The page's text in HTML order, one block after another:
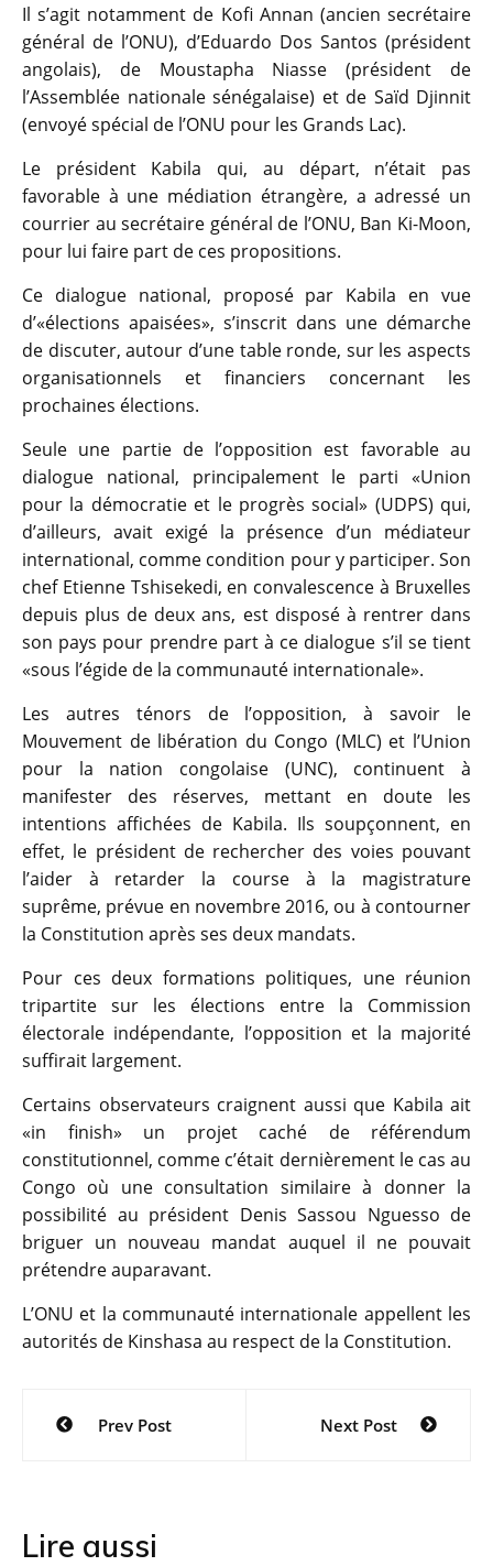
Il s’agit notamment de Kofi Annan (ancien secrétaire
général de l’ONU), d’Eduardo Dos Santos (président
angolais), de Moustapha Niasse (président de
l’Assemblée nationale sénégalaise) et de Saïd Djinnit
(envoyé spécial de l’ONU pour les Grands Lac).
Le président Kabila qui, au départ, n’était pas
favorable à une médiation étrangère, a adressé un
courrier au secrétaire général de l’ONU, Ban Ki-Moon,
pour lui faire part de ces propositions.
Ce dialogue national, proposé par Kabila en vue
d’«élections apaisées», s’inscrit dans une démarche
de discuter, autour d’une table ronde, sur les aspects
organisationnels et financiers concernant les
prochaines élections.
Seule une partie de l’opposition est favorable au
dialogue national, principalement le parti «Union
pour la démocratie et le progrès social» (UDPS) qui,
d’ailleurs, avait exigé la présence d’un médiateur
international, comme condition pour y participer. Son
chef Etienne Tshisekedi, en convalescence à Bruxelles
depuis plus de deux ans, est disposé à rentrer dans
son pays pour prendre part à ce dialogue s’il se tient
«sous l’égide de la communauté internationale».
Les autres ténors de l’opposition, à savoir le
Mouvement de libération du Congo (MLC) et l’Union
pour la nation congolaise (UNC), continuent à
manifester des réserves, mettant en doute les
intentions affichées de Kabila. Ils soupçonnent, en
effet, le président de rechercher des voies pouvant
l’aider à retarder la course à la magistrature
suprême, prévue en novembre 2016, ou à contourner
la Constitution après ses deux mandats.
Pour ces deux formations politiques, une réunion
tripartite sur les élections entre la Commission
électorale indépendante, l’opposition et la majorité
suffirait largement.
Certains observateurs craignent aussi que Kabila ait
«in finish» un projet caché de référendum
constitutionnel, comme c’était dernièrement le cas au
Congo où une consultation similaire à donner la
possibilité au président Denis Sassou Nguesso de
briguer un nouveau mandat auquel il ne pouvait
prétendre auparavant.
L’ONU et la communauté internationale appellent les
autorités de Kinshasa au respect de la Constitution.
Navigation
Prev Post Next Post
Lire aussi